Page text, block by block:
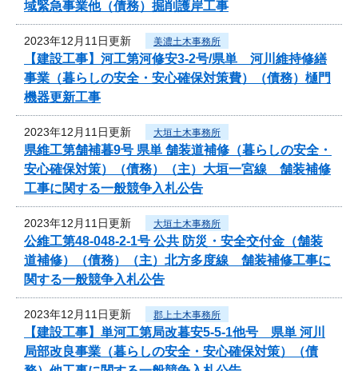
域緊急事業他（債務）掘削護岸工事
2023年12月11日更新 美濃土木事務所
【建設工事】河工第河修安3-2号/県単 河川維持修繕
事業（暮らしの安全・安心確保対策費）（債務）樋門
機器更新工事
2023年12月11日更新 大垣土木事務所
県維工第舗補暮9号 県単 舗装道補修（暮らしの安全・
安心確保対策）（債務）（主）大垣一宮線 舗装補修
工事に関する一般競争入札公告
2023年12月11日更新 大垣土木事務所
公維工第48-048-2-1号 公共 防災・安全交付金（舗装
道補修）（債務）（主）北方多度線 舗装補修工事に
関する一般競争入札公告
2023年12月11日更新 郡上土木事務所
【建設工事】単河工第局改暮安5-5-1他号 県単 河川
局部改良事業（暮らしの安全・安心確保対策）（債